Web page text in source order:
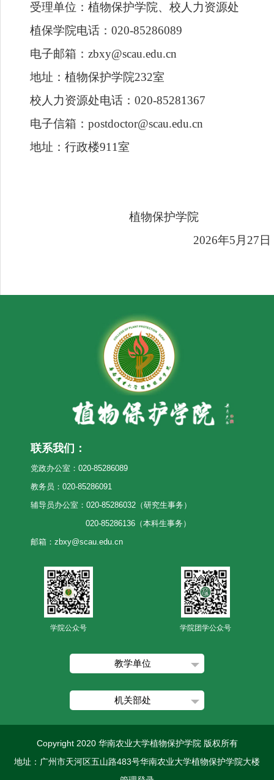
受理单位：植物保护学院、校人力资源处
植保学院电话： 020-85286089
电子邮箱： zbxy@scau.edu.cn
地址：植物保护学院232室
校人力资源处电话： 020-85281367
电子信箱： postdoctor@scau.edu.cn
地址：行政楼911室
植物保护学院
2026年5月27日
联系我们：
党政办公室：020-85286089
教务员：020-85286091
辅导员办公室：020-85286032（研究生事务）
020-85286136（本科生事务）
邮箱：zbxy@scau.edu.cn
学院公众号 学院团学公众号
教学单位
机关部处
Copyright 2020 华南农业大学植物保护学院 版权所有
地址：广州市天河区五山路483号华南农业大学植物保护学院大楼